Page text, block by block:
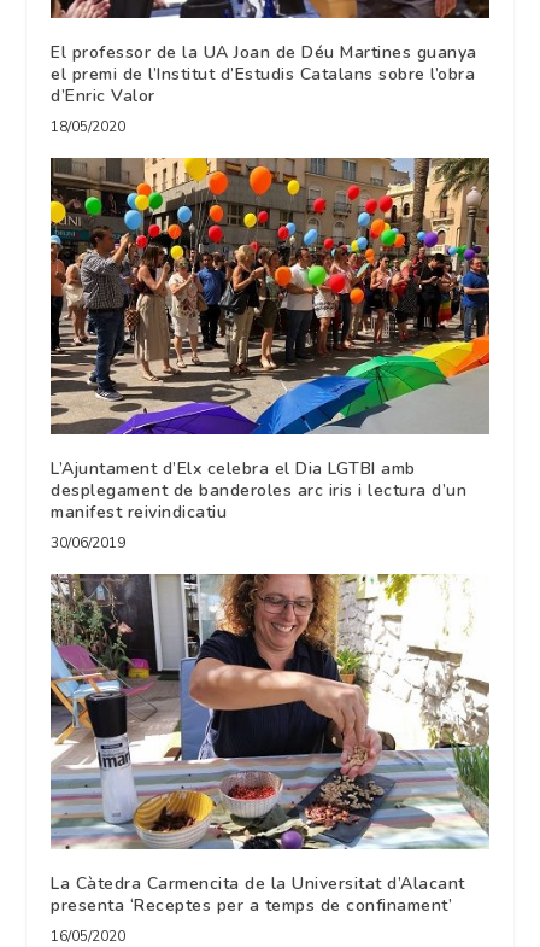
El professor de la UA Joan de Déu Martines guanya
el premi de l’Institut d’Estudis Catalans sobre l’obra
d’Enric Valor
18/05/2020
L’Ajuntament d’Elx celebra el Dia LGTBI amb
desplegament de banderoles arc iris i lectura d’un
manifest reivindicatiu
30/06/2019
La Càtedra Carmencita de la Universitat d’Alacant
presenta ‘Receptes per a temps de confinament’
16/05/2020